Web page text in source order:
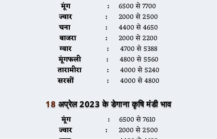
मूंग :
6500 से 7700
ज्वार :
2000 से 2500
चना :
4400 से 4650
बाजरा :
2000 से 2200
ग्वार :
4700 से 5388
मूंगफली :
4800 से 5560
तारामीरा :
4000 से 5240
सरसों :
4000 से 4800
18 अप्रेल 2023 के डेगाना कृषि मंडी भाव
मूंग :
6500 से 7610
ज्वार :
2000 से 2500